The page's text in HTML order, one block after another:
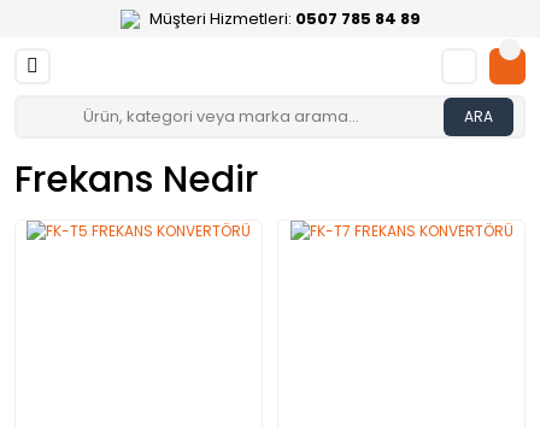
Müşteri Hizmetleri: 0507 785 84 89
ARA
Frekans Nedir